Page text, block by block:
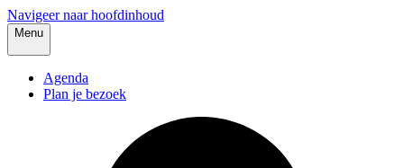
Navigeer naar hoofdinhoud
Menu
Agenda
Plan je bezoek